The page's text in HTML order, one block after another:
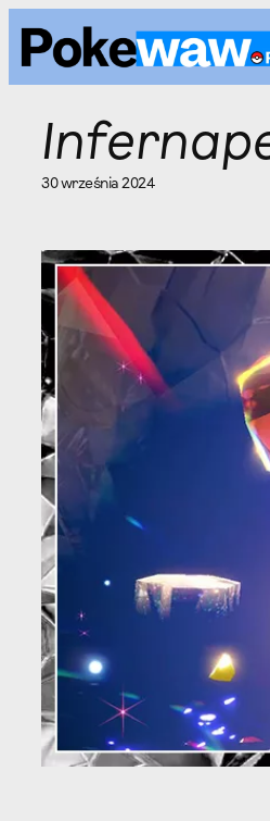
Przejdź
do
treści
30 września 2024